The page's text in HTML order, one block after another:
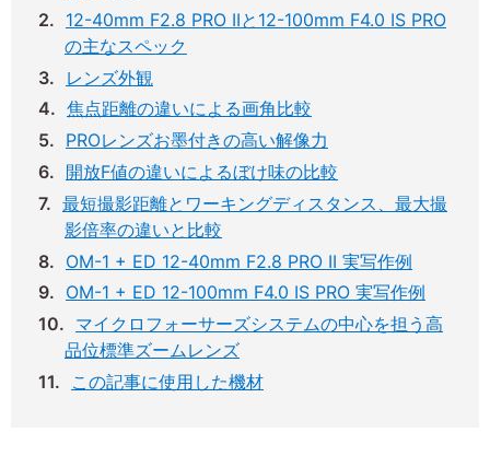
12-40mm F2.8 PRO IIと12-100mm F4.0 IS PRO
の主なスペック
レンズ外観
焦点距離の違いによる画角比較
PROレンズお墨付きの高い解像力
開放F値の違いによるぼけ味の比較
最短撮影距離とワーキングディスタンス、最大撮
影倍率の違いと比較
OM-1 + ED 12-40mm F2.8 PRO II 実写作例
OM-1 + ED 12-100mm F4.0 IS PRO 実写作例
マイクロフォーサーズシステムの中心を担う高
品位標準ズームレンズ
この記事に使用した機材